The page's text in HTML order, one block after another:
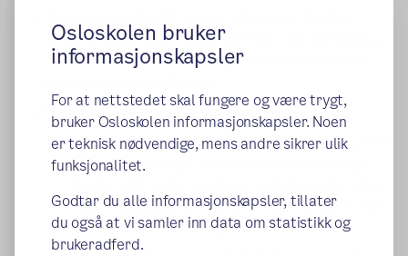
Osloskolen bruker
informasjonskapsler
For at nettstedet skal fungere og være trygt,
bruker Osloskolen informasjonskapsler. Noen
er teknisk nødvendige, mens andre sikrer ulik
funksjonalitet.
Godtar du alle informasjonskapsler, tillater
du også at vi samler inn data om statistikk og
brukeradferd.
vurdere hvilke andre tiltak som kan / må iverksettes.
Dersom det er nødvendig med flere møter skal
Eksempel på tiltak:
Veileder settes inn innenfor avtalt område, for å
se hvilke endringer det kan være nødvendig å
nødvendig også for å forsvare den ansatte mot
grunnløse beskyldninger.